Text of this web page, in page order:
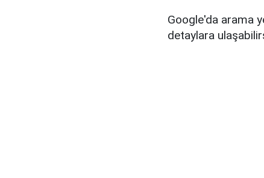
Google'da arama
detaylara